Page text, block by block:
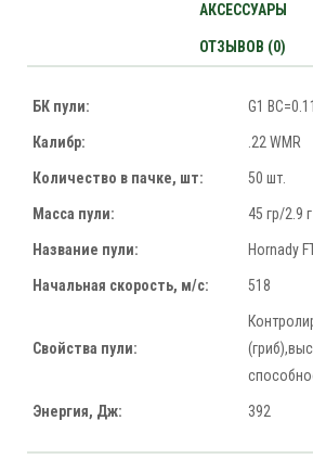
АКСЕССУАРЫ
ОТЗЫВОВ (0)
БК пули: G1
Калибр: .22 WMR
Количество в пачке, шт: 50 шт.
Масса пули: 45 гр/2.9 г
Название пули: Hornady
Начальная скорость, м/с: 518
Свойства пули:
Энергия, Дж: 392